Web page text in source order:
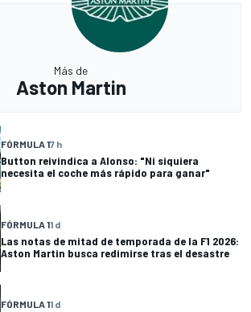
Más de
Aston Martin
FÓRMULA 17 h
Button reivindica a Alonso: "Ni siquiera
necesita el coche más rápido para ganar"
FÓRMULA 11 d
Las notas de mitad de temporada de la F1 2026:
Aston Martin busca redimirse tras el desastre
FÓRMULA 11 d